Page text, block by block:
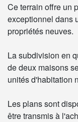
Ce terrain offre un
exceptionnel dans
propriétés neuves.
La subdivision en
de deux maisons
unités d'habitation
Les plans sont
être transmis à